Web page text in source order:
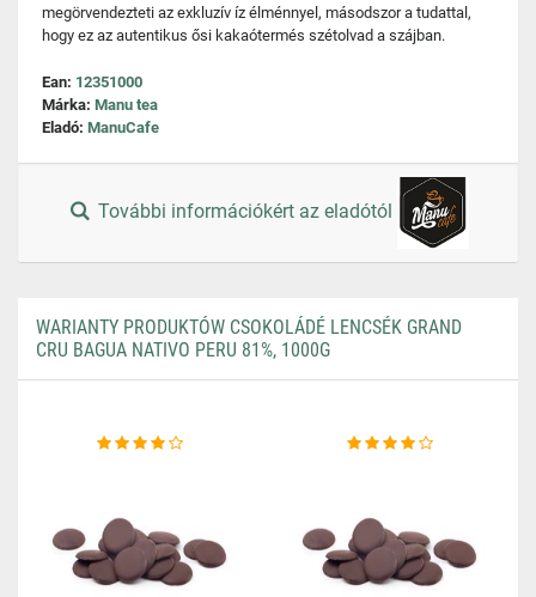
megörvendezteti az exkluzív íz élménnyel, másodszor a tudattal,
hogy ez az autentikus ősi kakaótermés szétolvad a szájban.
Ean: 12351000
Márka: Manu tea
Eladó: ManuCafe
További információkért az eladótól
WARIANTY PRODUKTÓW CSOKOLÁDÉ LENCSÉK GRAND
CRU BAGUA NATIVO PERU 81%, 1000G